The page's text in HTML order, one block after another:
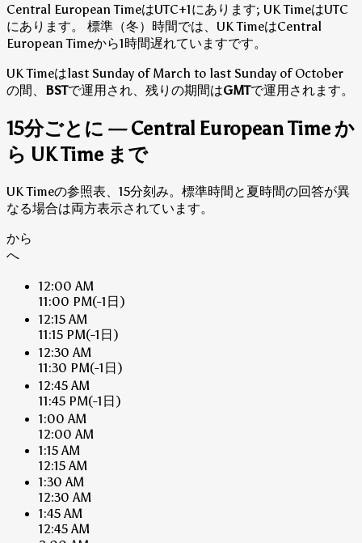
Central European TimeはUTC+1にあります; UK TimeはUTC
にあります。
標準（冬）時間では、UK TimeはCentral
European Timeから1時間遅れていますです。
UK Timeはlast Sunday of March to last Sunday of October
の間、 BSTで運用され、残りの期間はGMTで運用されます。
15分ごとに — Central European Time か
ら UK Time まで
UK Timeの参照表、15分刻み。標準時間と夏時間の回答が異
なる場合は両方表示されています。
から
へ
12:00 AM
11:00 PM(-1日)
12:15 AM
11:15 PM(-1日)
12:30 AM
11:30 PM(-1日)
12:45 AM
11:45 PM(-1日)
1:00 AM
12:00 AM
1:15 AM
12:15 AM
1:30 AM
12:30 AM
1:45 AM
12:45 AM